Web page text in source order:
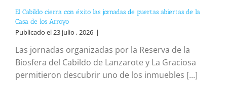
El Cabildo cierra con éxito las jornadas de puertas abiertas de la
Casa de los Arroyo
Publicado el 23 julio , 2026 |
Las jornadas organizadas por la Reserva de la
Biosfera del Cabildo de Lanzarote y La Graciosa
permitieron descubrir uno de los inmuebles [...]